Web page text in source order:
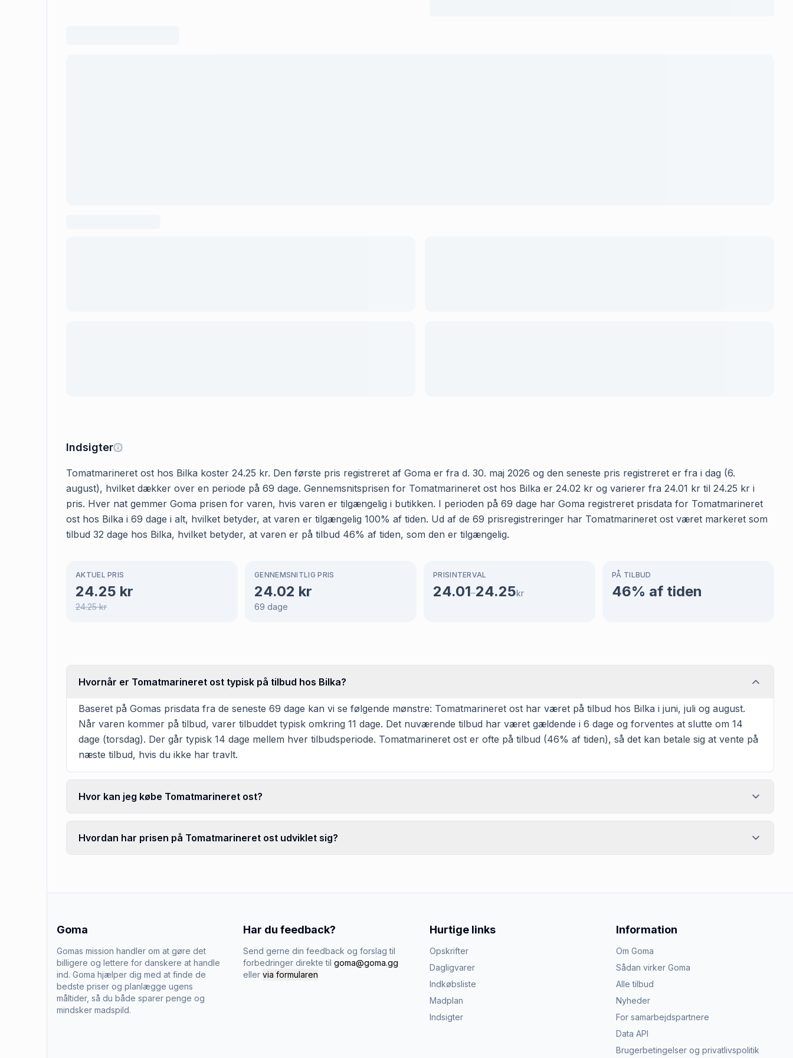
Indsigter
Tomatmarineret ost hos Bilka koster 24.25 kr. Den første pris registreret af Goma er fra d. 30. maj 2026 og den seneste pris registreret er fra i dag (6.
august), hvilket dækker over en periode på 69 dage. Gennemsnitsprisen for Tomatmarineret ost hos Bilka er 24.02 kr og varierer fra 24.01 kr til 24.25 kr i
pris. Hver nat gemmer Goma prisen for varen, hvis varen er tilgængelig i butikken. I perioden på 69 dage har Goma registreret prisdata for Tomatmarineret
ost hos Bilka i 69 dage i alt, hvilket betyder, at varen er tilgængelig 100% af tiden. Ud af de 69 prisregistreringer har Tomatmarineret ost været markeret som
tilbud 32 dage hos Bilka, hvilket betyder, at varen er på tilbud 46% af tiden, som den er tilgængelig.
AKTUEL PRIS
24.25 kr
24.25kr
GENNEMSNITLIG PRIS
24.02 kr
69 dage
PRISINTERVAL
24.01–24.25kr
PÅ TILBUD
46% af tiden
Hvornår er Tomatmarineret ost typisk på tilbud hos Bilka?
Baseret på Gomas prisdata fra de seneste 69 dage kan vi se følgende mønstre: Tomatmarineret ost har været på tilbud hos Bilka i juni, juli og august.
Når varen kommer på tilbud, varer tilbuddet typisk omkring 11 dage. Det nuværende tilbud har været gældende i 6 dage og forventes at slutte om 14
dage (torsdag). Der går typisk 14 dage mellem hver tilbudsperiode. Tomatmarineret ost er ofte på tilbud (46% af tiden), så det kan betale sig at vente på
næste tilbud, hvis du ikke har travlt.
Hvor kan jeg købe Tomatmarineret ost?
Hvordan har prisen på Tomatmarineret ost udviklet sig?
Goma
Gomas mission handler om at gøre det
billigere og lettere for danskere at handle
ind. Goma hjælper dig med at finde de
bedste priser og planlægge ugens
måltider, så du både sparer penge og
mindsker madspild.
Har du feedback?
Send gerne din feedback og forslag til
forbedringer direkte til goma@goma.gg
eller via formularen
Hurtige links
Opskrifter
Dagligvarer
Indkøbsliste
Madplan
Indsigter
Information
Om Goma
Sådan virker Goma
Alle tilbud
Nyheder
For samarbejdspartnere
Data API
Brugerbetingelser og privatlivspolitik